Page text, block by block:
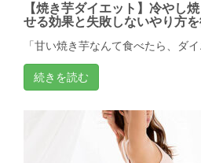
【焼き芋ダイエット】冷やし
せる効果と失敗しないやり方
「甘い焼き芋なんて食べたら、ダイ
続きを読む